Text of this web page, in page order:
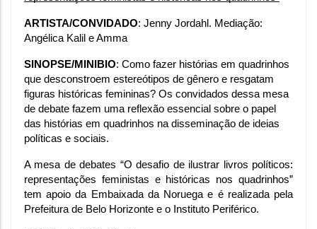
ARTISTA/CONVIDADO: Jenny Jordahl. Mediação:
Angélica Kalil e Amma
SINOPSE/MINIBIO: Como fazer histórias em quadrinhos
que desconstroem estereótipos de gênero e resgatam
figuras históricas femininas? Os convidados dessa mesa
de debate fazem uma reflexão essencial sobre o papel
das histórias em quadrinhos na disseminação de ideias
políticas e sociais.
A mesa de debates “O desafio de ilustrar livros políticos:
representações feministas e históricas nos quadrinhos”
tem apoio da Embaixada da Noruega e é realizada pela
Prefeitura de Belo Horizonte e o Instituto Periférico.